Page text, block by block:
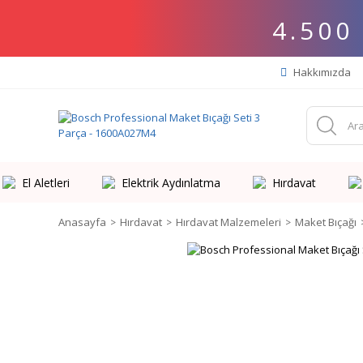
4.500
Hakkımızda
El Aletleri Elektrik Aydınlatma Hırdavat
Anasayfa Hırdavat Hırdavat Malzemeleri Maket Bıçağı